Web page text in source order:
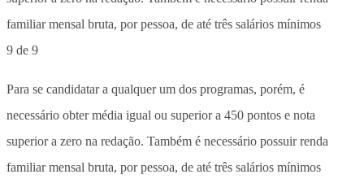
9 de 9
Para se candidatar a qualquer um dos programas, porém, é
necessário obter média igual ou superior a 450 pontos e nota
superior a zero na redação. Também é necessário possuir renda
familiar mensal bruta, por pessoa, de até três salários mínimos